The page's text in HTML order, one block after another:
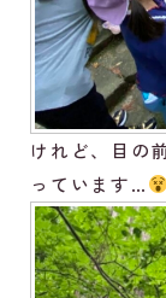
けれど、目の
っています…